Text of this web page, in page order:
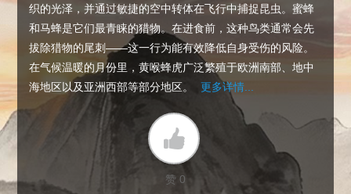
织的光泽，并通过敏捷的空中转体在飞行中捕捉昆虫。蜜蜂
和马蜂是它们最青睐的猎物。在进食前，这种鸟类通常会先
拔除猎物的尾刺——这一行为能有效降低自身受伤的风险。
在气候温暖的月份里，黄喉蜂虎广泛繁殖于欧洲南部、地中
海地区以及亚洲西部等部分地区。
更多详情...
赞 0